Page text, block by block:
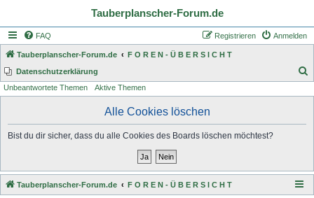
Tauberplanscher-Forum.de
FAQ Anmelden
Registrieren
Tauberplanscher-Forum.de
F O R E N - Ü B E R S I C H T
Datenschutzerklärung
Unbeantwortete Themen Aktive Themen
Alle Cookies löschen
Bist du dir sicher, dass du alle Cookies des Boards löschen möchtest?
Tauberplanscher-Forum.de F O R E N - Ü B E R S I C H T